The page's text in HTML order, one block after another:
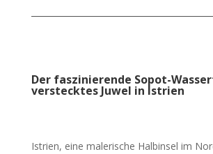
Der faszinierende Sopot-
verstecktes Juwel in Istrien
Istrien, eine malerische Halbinsel im